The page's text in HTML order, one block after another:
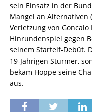
sein Einsatz in der
Mangel an Alternativen
Verletzung von Goncalo
Hinrundenspiel gegen
seinem Startelf-Debüt.
19-Jährigen Stürmer,
bekam Hoppe seine
aus.